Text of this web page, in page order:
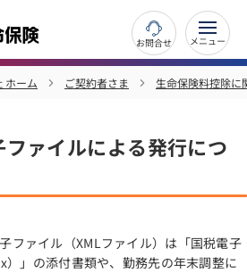
お問合せ
ホーム ご契約者さま 生命保険料控除に
ァイルによる発行につ
ファイル（XMLファイル）は「国税電子
）」の添付書類や、勤務先の年末調整に